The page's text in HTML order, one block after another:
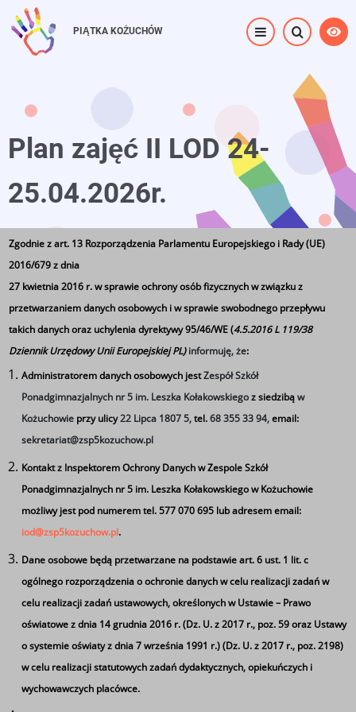
Przejdź
do
treści
PIĄTKA KOŻUCHÓW
Plan zajęć II LOD 24-
25.04.2026r.
Strona główna ⟶ Plan zajęć II LOD 24-25.04.2026r.
Plan zajęć II LOD 24-
25.04.2026r.
Tagi
Plan zajęć II LOD 24-25.04.2026r.
LOD
Zgodnie z art. 13 Rozporządzenia Parlamentu Europejskiego i Rady (UE)
2016/679 z dnia
27 kwietnia 2016 r. w sprawie ochrony osób fizycznych w związku z
przetwarzaniem danych osobowych i w sprawie swobodnego przepływu
takich danych oraz uchylenia dyrektywy 95/46/WE (4.5.2016 L 119/38
Dziennik Urzędowy Unii Europejskiej PL)informuję, że:
Administratorem danych osobowych jestZespół Szkół
Ponadgimnazjalnych nr 5 im. Leszka Kołakowskiegoz siedzibąw
Kożuchowie przy ulicy22 Lipca 1807 5,tel.68 355 33 94,email:
sekretariat@zsp5kozuchow.pl
Kontakt z Inspektorem Ochrony Danych w Zespole Szkół
Ponadgimnazjalnych nr 5 im. Leszka Kołakowskiego w Kożuchowie
możliwy jest pod numerem tel. 577 070 695 lub adresem email:
iod@zsp5kozuchow.pl.
Dane osobowe będą przetwarzane na podstawie art. 6 ust. 1 lit. c
ogólnego rozporządzenia o ochronie danych w celu realizacji zadań w
celu realizacji zadań ustawowych, określonych w Ustawie – Prawo
oświatowe z dnia 14 grudnia 2016 r. (Dz. U. z 2017 r., poz. 59 oraz Ustawy
o systemie oświaty z dnia 7 września 1991 r.) (Dz. U. z 2017 r., poz. 2198)
w celu realizacji statutowych zadań dydaktycznych, opiekuńczych i
wychowawczych placówce.